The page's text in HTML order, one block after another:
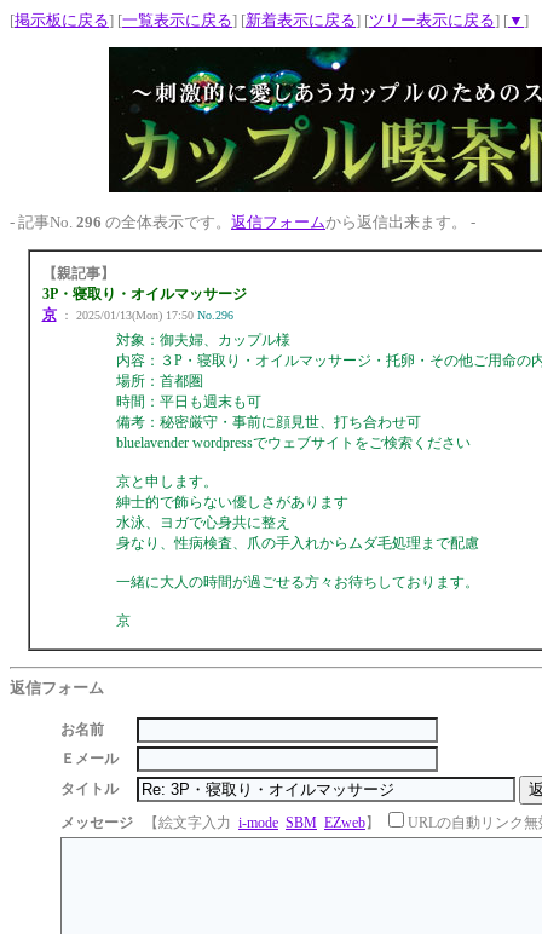
[掲示板に戻る] [一覧表示に戻る] [新着表示に戻る] [ツリー表示に戻る] [▼ ]
- 記事No. 296 の全体表示です。 返信フォームから返信出来ます。 -
【親記事】
3P・寝取り・オイルマッサージ
京： 2025/01/13(Mon) 17:50 No.296
対象：御夫婦、カップル様
内容：３P・寝取り・オイルマッサージ・托卵・その他ご用命の
場所：首都圏
時間：平日も週末も可
備考：秘密厳守・事前に顔見世、打ち合わせ可
bluelavender wordpressでウェブサイトをご検索ください
京と申します。
紳士的で飾らない優しさがあります
水泳、ヨガで心身共に整え
身なり、性病検査、爪の手入れからムダ毛処理まで配慮
一緒に大人の時間が過ごせる方々お待ちしております。
京
返信フォーム
お名前
Ｅメール
タイトル
メッセージ
【絵文字入力 i-mode SBM EZweb】 URLの自動リンク無